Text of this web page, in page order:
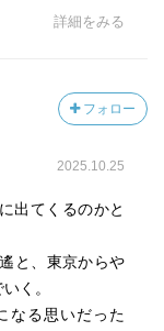
再会を果たせ
たのか？」すら
物語の「奔流」
詳細をみる
フォロー
2025.10.25
出てくるのかと
と、東京からや
く。
なる思いだった